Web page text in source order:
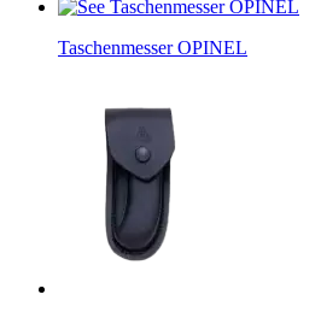
Taschenmesser OPINEL